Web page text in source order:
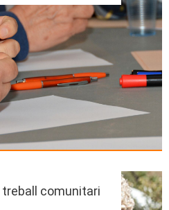
comunitari